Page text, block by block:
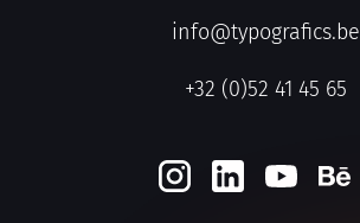
info@typografics.be
+32 (0)52 41 45 65